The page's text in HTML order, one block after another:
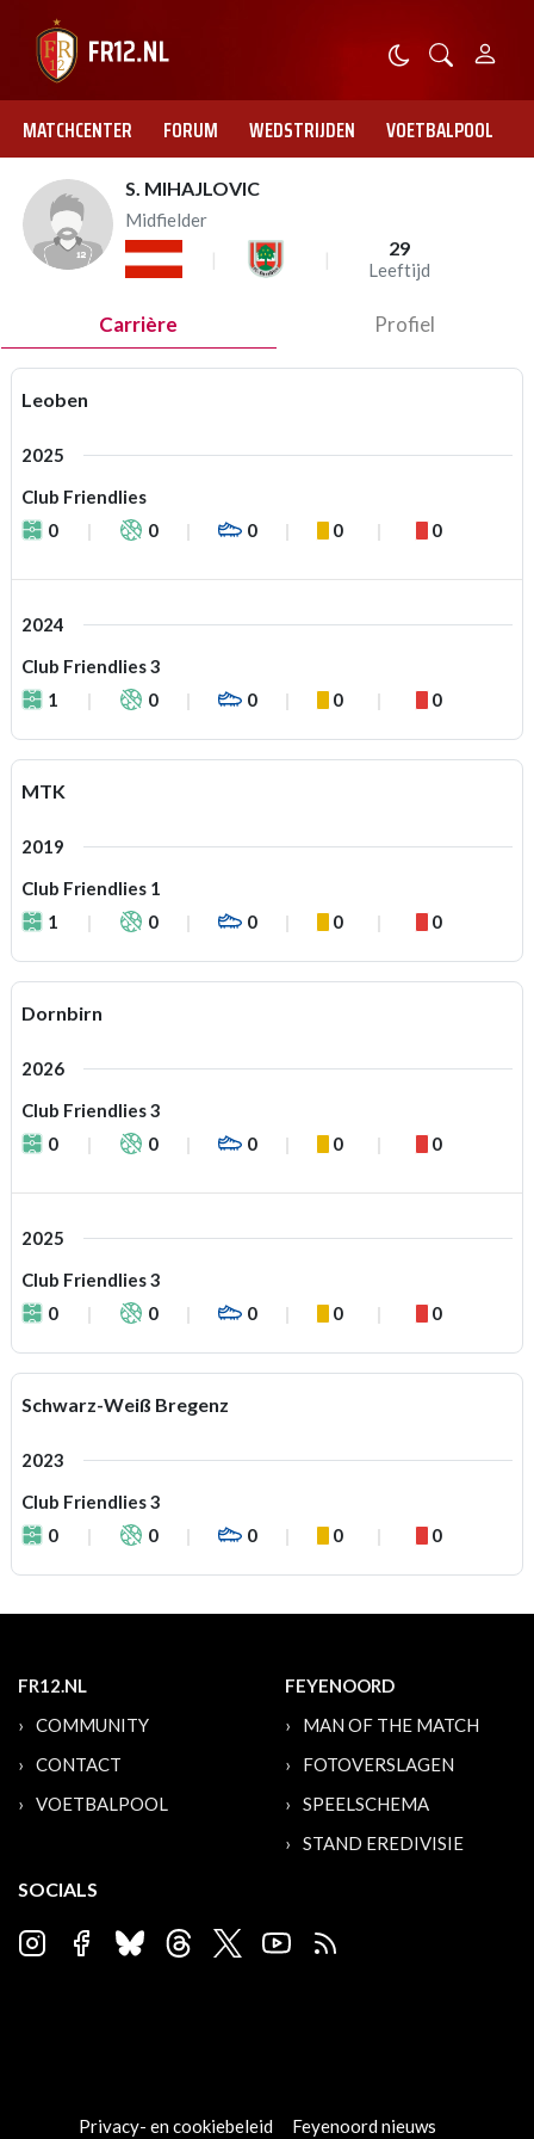
MATCHCENTER FORUM WEDSTRIJDEN VOETBALPOOL
S. MIHAJLOVIC
Midfielder
29
Leeftijd
Carrière Profiel
Leoben
2025
Club Friendlies
0
0 0 0 0
2024
Club Friendlies 3
1
0 0 0 0
MTK
2019
Club Friendlies 1
1
0 0 0 0
Dornbirn
2026
Club Friendlies 3
0
0 0 0 0
2025
Club Friendlies 3
0
0 0 0 0
Schwarz-Weiß Bregenz
2023
Club Friendlies 3
0
0 0 0 0
FR12.NL
COMMUNITY
CONTACT
VOETBALPOOL
FEYENOORD
MAN OF THE MATCH
FOTOVERSLAGEN
SPEELSCHEMA
STAND EREDIVISIE
SOCIALS
Privacy- en cookiebeleid Feyenoord nieuws